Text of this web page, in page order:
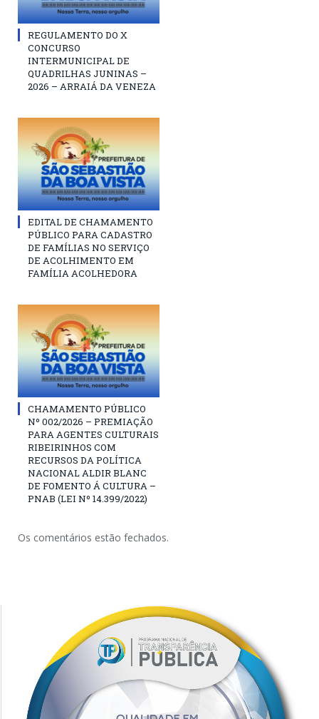
REGULAMENTO DO X
CONCURSO
INTERMUNICIPAL DE
QUADRILHAS JUNINAS –
2026 – ARRAIÁ DA VENEZA
EDITAL DE CHAMAMENTO
PÚBLICO PARA CADASTRO
DE FAMÍLIAS NO SERVIÇO
DE ACOLHIMENTO EM
FAMÍLIA ACOLHEDORA
CHAMAMENTO PÚBLICO
Nº 002/2026 – PREMIAÇÃO
PARA AGENTES CULTURAIS
RIBEIRINHOS COM
RECURSOS DA POLÍTICA
NACIONAL ALDIR BLANC
DE FOMENTO Á CULTURA –
PNAB (LEI Nº 14.399/2022)
Os comentários estão fechados.